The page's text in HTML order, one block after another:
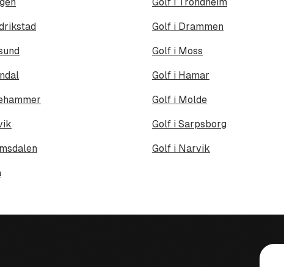
Golf i Drammen
Golf i Moss
Golf i Hamar
Golf i Molde
Golf i Sarpsborg
Golf i Narvik